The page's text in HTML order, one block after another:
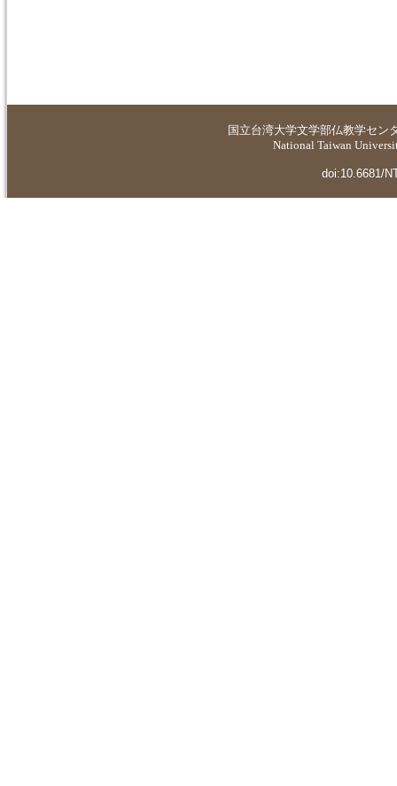
国立台湾大学文学部仏教学セン
National Taiwan
doi:10.6681/